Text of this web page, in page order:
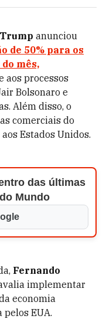
anunciou
de 50% para os
mês,
aos processos
Bolsonaro e
Além disso, o
comerciais do
Estados Unidos.
das últimas
Mundo
Fernando
implementar
economia
EUA.